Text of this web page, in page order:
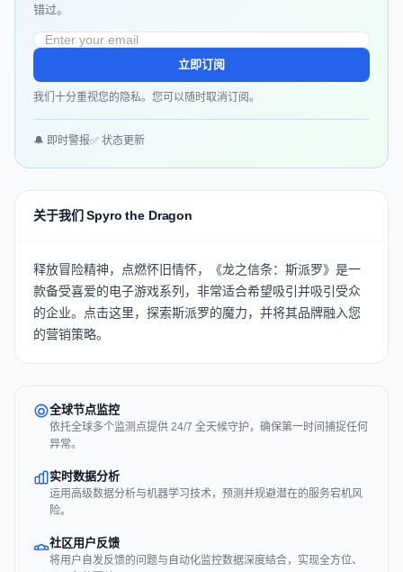
错过。
立即订阅
我们十分重视您的隐私。您可以随时取消订阅。
🔔 即时警报✅ 状态更新
关于我们 Spyro the Dragon
释放冒险精神，点燃怀旧情怀，《龙之信条：斯派罗》是一
款备受喜爱的电子游戏系列，非常适合希望吸引并吸引受众
的企业。点击这里，探索斯派罗的魔力，并将其品牌融入您
的营销策略。
全球节点监控
依托全球多个监测点提供 24/7 全天候守护，确保第一时间捕捉任何
异常。
实时数据分析
运用高级数据分析与机器学习技术，预测并规避潜在的服务宕机风
险。
社区用户反馈
将用户自发反馈的问题与自动化监控数据深度结合，实现全方位、